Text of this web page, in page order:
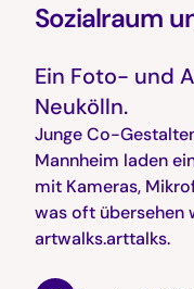
Sozialraum
Ein Foto- und
Neukölln.
Junge Co-
Mannheim laden
mit Kameras,
was oft übersehen
artwalks.arttalks.